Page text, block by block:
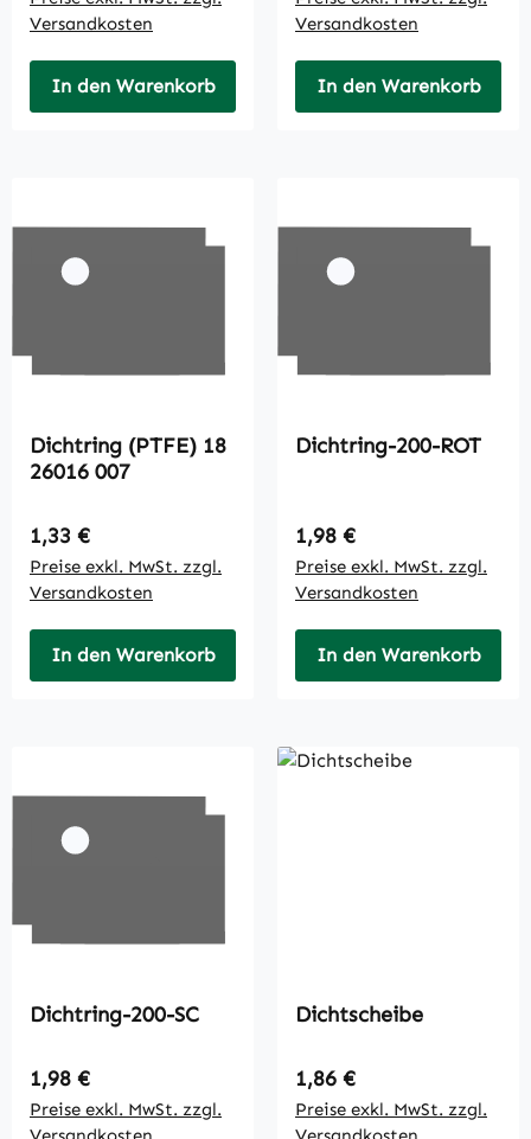
Versandkosten
In den Warenkorb
Versandkosten
In den Warenkorb
Dichtring (PTFE) 18
26016 007
Regulärer Preis:
1,33 €
Preise exkl. MwSt. zzgl.
Versandkosten
In den Warenkorb
Dichtring-200-ROT
Regulärer Preis:
1,98 €
Preise exkl. MwSt. zzgl.
Versandkosten
In den Warenkorb
Dichtring-200-SC
Regulärer Preis:
1,98 €
Preise exkl. MwSt. zzgl.
Dichtscheibe
Regulärer Preis:
1,86 €
Preise exkl. MwSt. zzgl.